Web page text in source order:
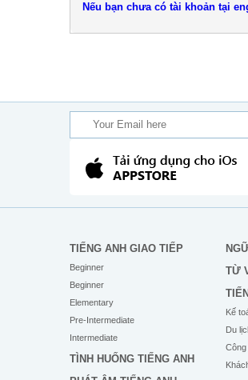
Nếu bạn chưa có tài khoản tại
TIẾNG ANH GIAO TIẾP
Beginner
Beginner
Elementary
Pre-Intermediate
Intermediate
TÌNH HUỐNG TIẾNG ANH
TỪ
Kế
Du
Công